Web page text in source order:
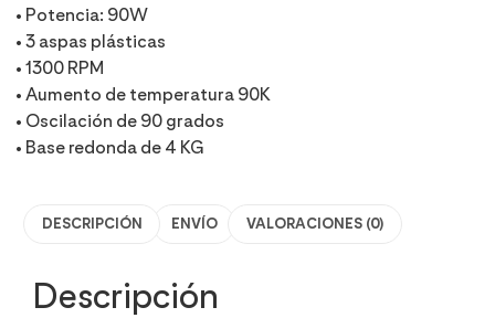
• Potencia: 90W
• 3 aspas plásticas
• 1300 RPM
• Aumento de temperatura 90K
• Oscilación de 90 grados
• Base redonda de 4 KG
DESCRIPCIÓN ENVÍO VALORACIONES (0)
Descripción